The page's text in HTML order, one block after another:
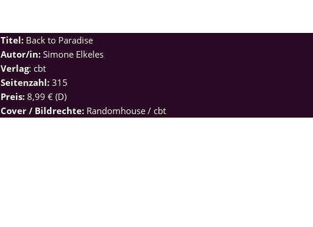
Titel: Back to Paradise
Autor/in: Simone Elkeles
Verlag: cbt
Seitenzahl: 315
Preis: 8,99 € (D)
Cover / Bildrechte: Randomhouse / cbt